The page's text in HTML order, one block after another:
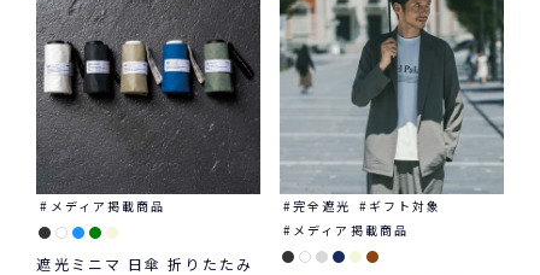
メディア掲載商品
遮光ミニマ 日傘 折りたたみ
完全遮光
ギフト対象
メディア掲載商品